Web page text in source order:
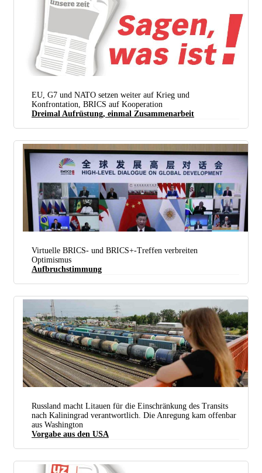
EU, G7 und NATO setzen weiter auf Krieg und
Konfrontation, BRICS auf Kooperation
Dreimal Aufrüstung, einmal Zusammenarbeit
kremlin.ru)
Virtuelle BRICS- und BRICS+-Treffen verbreiten
Optimismus
Aufbruchstimmung
Der Bahntransit nach Kaliningrad ist seit dem 18. Juni für Waren blockiert, die auf der
Russland macht Litauen für die Einschränkung des Transits
nach Kaliningrad verantwortlich. Die Anregung kam offenbar
aus Washington
Vorgabe aus den USA